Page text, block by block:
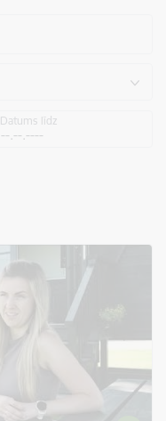
Datums līdz